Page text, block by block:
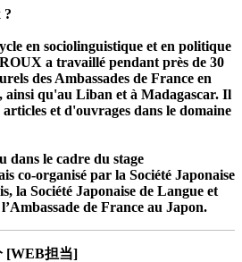
?
en sociolinguistique et en politique
a travaillé pendant près de 30
des Ambassades de France en
ainsi qu'au Liban et à Madagascar. Il
et d'ouvrages dans le domaine
dans le cadre du stage
co-organisé par la Société Japonaise
la Société Japonaise de Langue et
de France au Japon.
[WEB担当]